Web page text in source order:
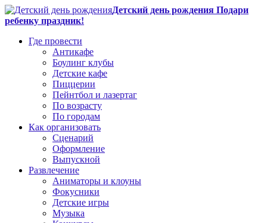
Детский день рождения Подари
ребенку праздник!
Где провести
Антикафе
Боулинг клубы
Детские кафе
Пиццерии
Пейнтбол и лазертаг
По возрасту
По городам
Как организовать
Сценарий
Оформление
Выпускной
Развлечение
Аниматоры и клоуны
Фокусники
Детские игры
Музыка